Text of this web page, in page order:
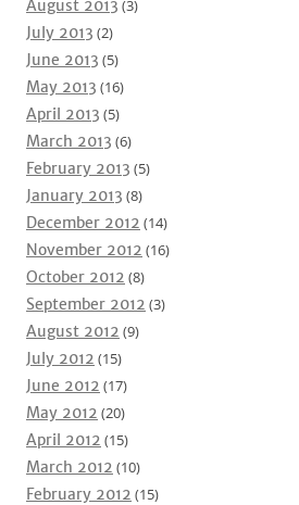
August 2013 (3)
July 2013 (2)
June 2013 (5)
May 2013 (16)
April 2013 (5)
March 2013 (6)
February 2013 (5)
January 2013 (8)
December 2012 (14)
November 2012 (16)
October 2012 (8)
September 2012 (3)
August 2012 (9)
July 2012 (15)
June 2012 (17)
May 2012 (20)
April 2012 (15)
March 2012 (10)
February 2012 (15)